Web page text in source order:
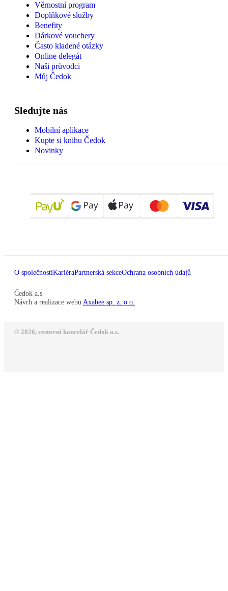
Věrnostní program
Doplňkové služby
Benefity
Dárkové vouchery
Často kladené otázky
Online delegát
Naši průvodci
Můj Čedok
Sledujte nás
Mobilní aplikace
Kupte si knihu Čedok
Novinky
O společnostiKariéraPartnerská sekceOchrana osobních údajů
Čedok a.s
Návrh a realizace webu Axabee sp. z. o.o.
© 2026, cestovní kancelář Čedok a.s.